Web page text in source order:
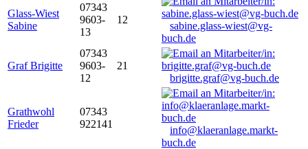
Glass-Wiest
Sabine
07343
9603-
13
12
sabine.glass-wiest@vg-
buch.de
Graf Brigitte
07343
9603-
12
21
brigitte.graf@vg-buch.de
Grathwohl
Frieder
07343
922141
info@klaeranlage.markt-
buch.de